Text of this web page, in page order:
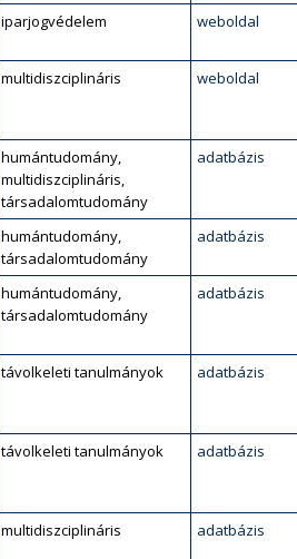
iparjogvédelem weboldal
multidiszciplináris weboldal
humántudomány,
multidiszciplináris,
társadalomtudomány
adatbázis
humántudomány,
társadalomtudomány
adatbázis
humántudomány,
társadalomtudomány
adatbázis
távolkeleti tanulmányok adatbázis
távolkeleti tanulmányok adatbázis
multidiszciplináris adatbázis